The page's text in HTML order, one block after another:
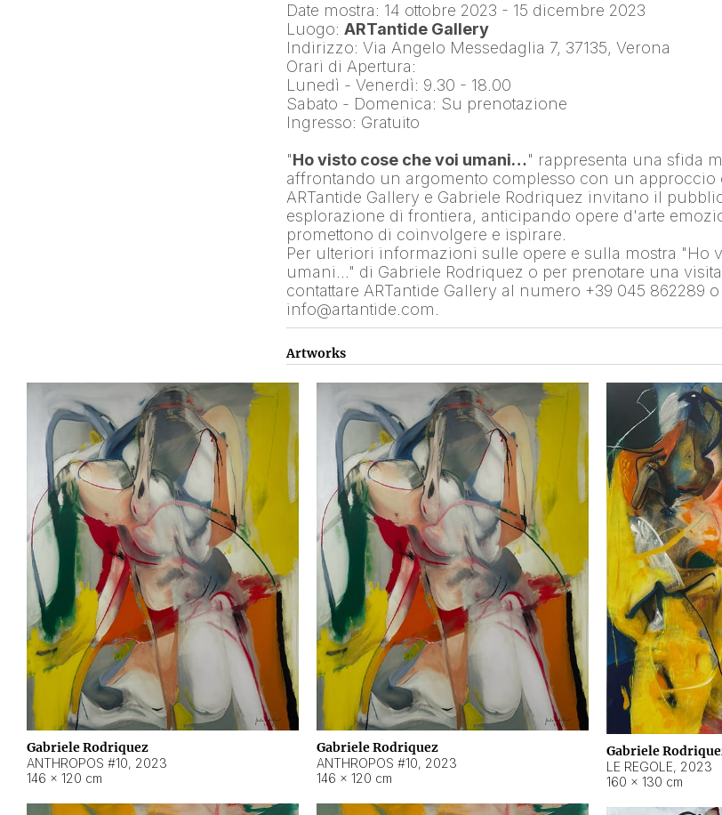
Date mostra: 14 ottobre 2023 - 15 dicembre 2023
Luogo: ARTantide Gallery
Indirizzo: Via Angelo Messedaglia 7, 37135, Verona
Orari di Apertura:
Lunedì - Venerdì: 9.30 - 18.00
Sabato - Domenica: Su prenotazione
Ingresso: Gratuito
"Ho visto cose che voi umani…" rappresenta una sfida
affrontando un argomento complesso con un approccio
ARTantide Gallery e Gabriele Rodriquez invitano il
esplorazione di frontiera, anticipando opere d'arte
promettono di coinvolgere e ispirare.
Per ulteriori informazioni sulle opere e sulla mostra "Ho
umani…" di Gabriele Rodriquez o per prenotare una
contattare ARTantide Gallery al numero +39 045 862289
info@artantide.com.
Artworks
Gabriele Rodriquez
ANTHROPOS #10, 2023
146 × 120 cm
Gabriele Rodriquez
ANTHROPOS #10, 2023
146 × 120 cm
Gabriele
LE REGOLE, 2023
160 × 130 cm